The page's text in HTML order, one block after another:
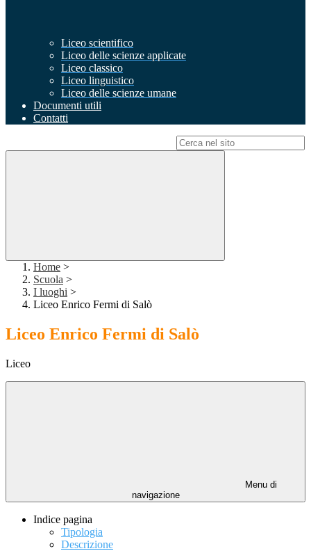
Liceo scientifico
Liceo delle scienze applicate
Liceo classico
Liceo linguistico
Liceo delle scienze umane
Documenti utili
Contatti
Home >
Scuola >
I luoghi >
Liceo Enrico Fermi di Salò
Liceo Enrico Fermi di Salò
Liceo
Menu di
navigazione
Indice pagina
Tipologia
Descrizione